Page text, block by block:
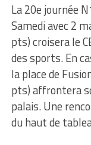
La 20e journée
Samedi avec 2
pts) croisera le
des sports. En
la place de
pts) affrontera
palais. Une
du haut de